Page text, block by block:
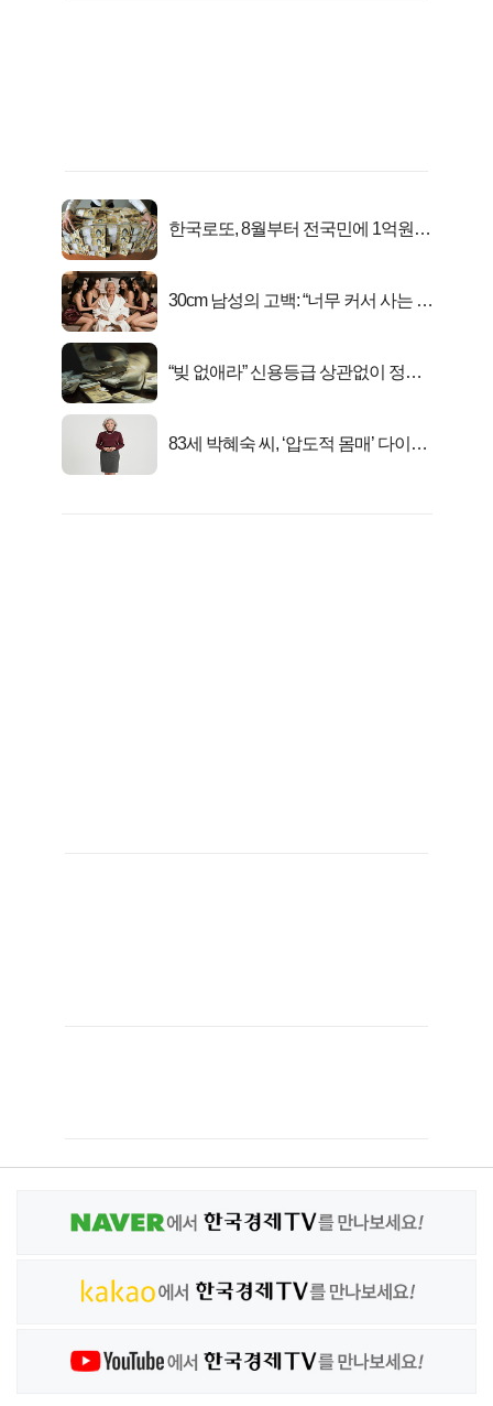
한국로또, 8월부터 전국민에 1억원씩
30cm 남성의 고백: “너무 커서 사는 게
“빚 없애라” 신용등급 상관없이 정부
83세 박혜숙 씨, ‘압도적 몸매’ 다이어